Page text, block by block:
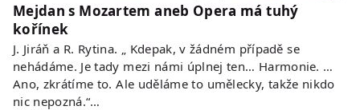
Mejdan s Mozartem aneb Opera má tuhý
kořínek
J. Jiráň a R. Rytina. „ Kdepak, v žádném případě se
nehádáme. Je tady mezi námi úplnej ten… Harmonie. …
Ano, zkrátíme to. Ale uděláme to umělecky, takže nikdo
nic nepozná.“…